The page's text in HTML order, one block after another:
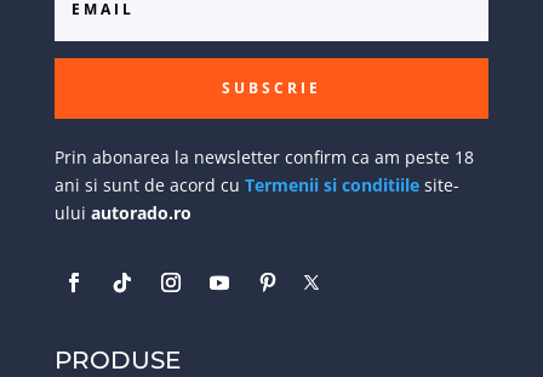
SUBSCRIE
Prin abonarea la newsletter confirm ca am peste 18
ani si sunt de acord cu Termenii si conditiilesite-
ului autorado.ro
PRODUSE